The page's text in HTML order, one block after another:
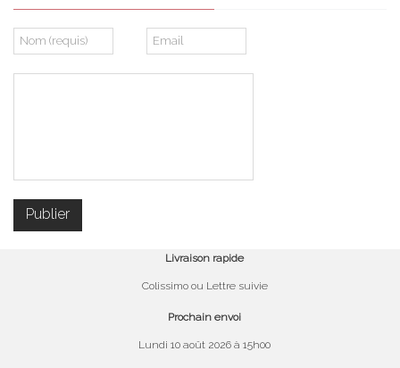
Livraison rapide
Colissimo ou Lettre suivie
Prochain envoi
Lundi 10 août 2026 à 15h00